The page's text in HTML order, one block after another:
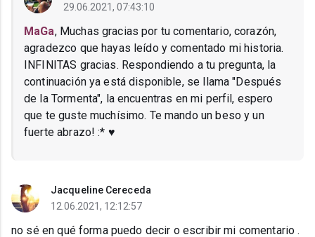
29.06.2021, 07:43:10
MaGa, Muchas gracias por tu comentario, corazón,
agradezco que hayas leído y comentado mi historia.
INFINITAS gracias. Respondiendo a tu pregunta, la
continuación ya está disponible, se llama "Después
de la Tormenta", la encuentras en mi perfil, espero
que te guste muchísimo. Te mando un beso y un
fuerte abrazo! :* ♥
Jacqueline Cereceda
12.06.2021, 12:12:57
no sé en qué forma puedo decir o escribir mi comentario .